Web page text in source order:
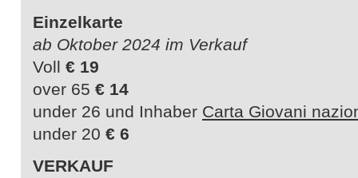
Einzelkarte
ab Oktober 2024 im Verkauf
Voll € 19
over 65 € 14
under 26 und Inhaber Carta Giovani
under 20 € 6
VERKAUF